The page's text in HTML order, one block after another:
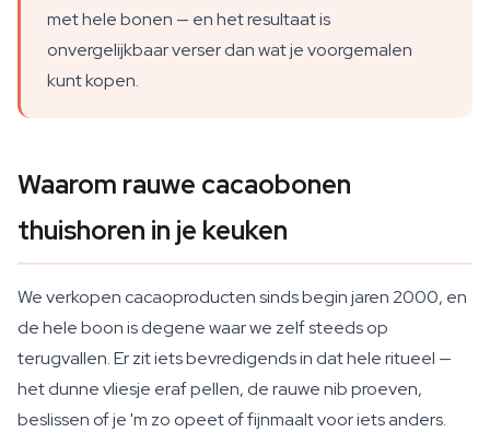
met hele bonen — en het resultaat is
onvergelijkbaar verser dan wat je voorgemalen
kunt kopen.
Waarom rauwe cacaobonen
thuishoren in je keuken
We verkopen cacaoproducten sinds begin jaren 2000, en
de hele boon is degene waar we zelf steeds op
terugvallen. Er zit iets bevredigends in dat hele ritueel —
het dunne vliesje eraf pellen, de rauwe nib proeven,
beslissen of je 'm zo opeet of fijnmaalt voor iets anders.